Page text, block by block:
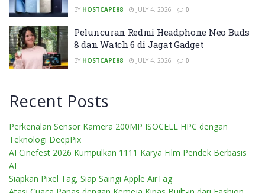
BY HOSTCAPE88 JULY 4, 2026 0
Peluncuran Redmi Headphone Neo Buds
8 dan Watch 6 di Jagat Gadget
BY HOSTCAPE88 JULY 4, 2026 0
Recent Posts
Perkenalan Sensor Kamera 200MP ISOCELL HPC dengan
Teknologi DeepPix
AI Cinefest 2026 Kumpulkan 1111 Karya Film Pendek Berbasis
AI
Siapkan Pixel Tag, Siap Saingi Apple AirTag